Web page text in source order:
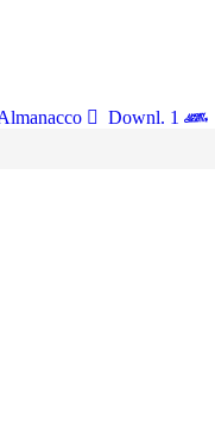
Downl. 1